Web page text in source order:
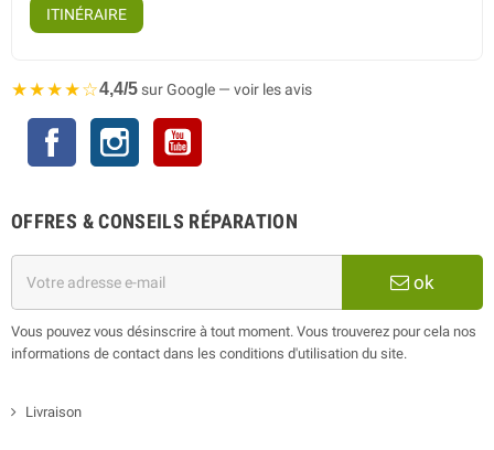
ITINÉRAIRE
★★★★☆4,4/5sur Google — voir les avis
Facebook Instagram
OFFRES & CONSEILS RÉPARATION
ok
Vous pouvez vous désinscrire à tout moment. Vous trouverez pour cela nos
informations de contact dans les conditions d'utilisation du site.
Livraison